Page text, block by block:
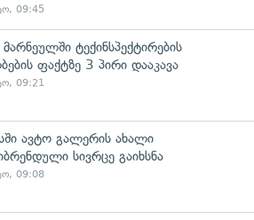
09:45
მარნეულში ტექინსპექტირების
ფაქტზე 3 პირი დააკავა
09:21
ავტო გალერის ახალი
სივრცე გაიხსნა
09:08